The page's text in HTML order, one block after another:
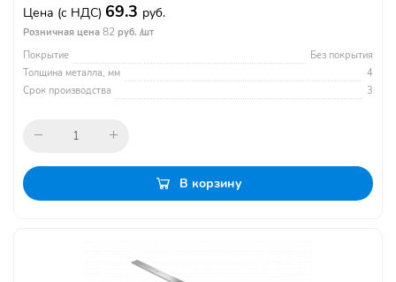
Цена (с НДС) 69.3 руб.
Розничная цена 82 руб. /шт
Покрытие
Без покрытия
Толщина металла, мм
4
Срок производства
3
В корзину